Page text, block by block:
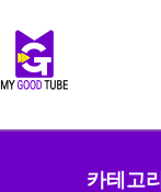
카테고리